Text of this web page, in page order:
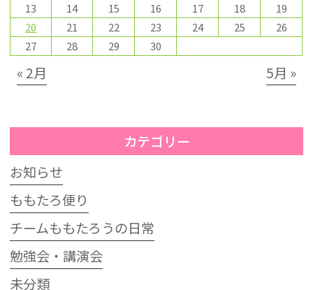
13
14 15 16 17 18
19
20
21 22 23 24 25
26
27
28 29 30
« 2月 5月 »
カテゴリー
お知らせ
ももたろ便り
チームももたろうの日常
勉強会・講演会
未分類